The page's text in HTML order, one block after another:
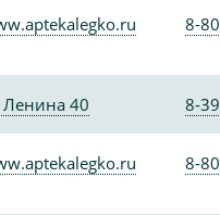
8-
Ленина 40 8-
8-